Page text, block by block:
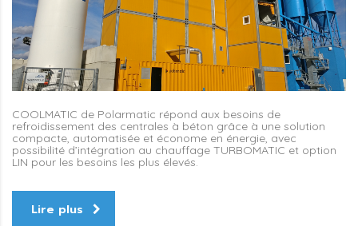
COOLMATIC de Polarmatic répond aux besoins de
refroidissement des centrales à béton grâce à une solution
compacte, automatisée et économe en énergie, avec
possibilité d’intégration au chauffage TURBOMATIC et option
LIN pour les besoins les plus élevés.
Lire plus